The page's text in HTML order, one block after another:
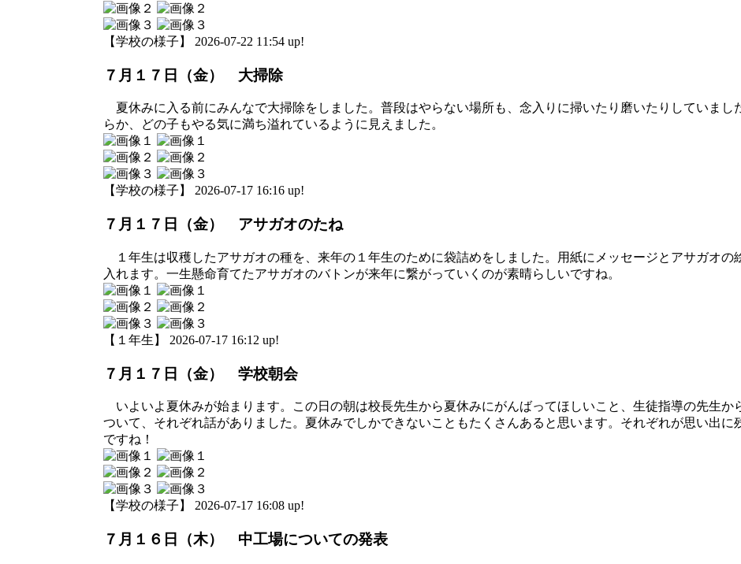
【学校の様子】 2026-07-22 11:54 up!
７月１７日（金） 大掃除
夏休みに入る前にみんなで大掃除をしました。普段はやらない場所も、念入りに掃いたり磨いたりしていまし
らか、どの子もやる気に満ち溢れているように見えました。
【学校の様子】 2026-07-17 16:16 up!
７月１７日（金） アサガオのたね
１年生は収穫したアサガオの種を、来年の１年生のために袋詰めをしました。用紙にメッセージとアサガオの
入れます。一生懸命育てたアサガオのバトンが来年に繋がっていくのが素晴らしいですね。
【１年生】 2026-07-17 16:12 up!
７月１７日（金） 学校朝会
いよいよ夏休みが始まります。この日の朝は校長先生から夏休みにがんばってほしいこと、生徒指導の先生か
ついて、それぞれ話がありました。夏休みでしかできないこともたくさんあると思います。それぞれが思い出に
ですね！
【学校の様子】 2026-07-17 16:08 up!
７月１６日（木） 中工場についての発表